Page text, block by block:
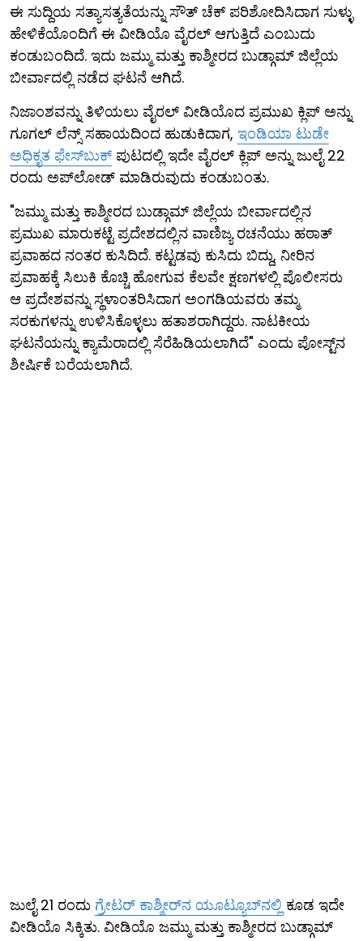
ಈ ಸುದ್ದಿಯ ಸತ್ಯಾಸತ್ಯತೆಯನ್ನು ಸೌತ್ ಚೆಕ್ ಪರಿಶೋದಿಸಿದಾಗ ಸುಳ್ಳು
ಹೇಳಿಕೆಯೊಂದಿಗೆ ಈ ವೀಡಿಯೊ ವೈರಲ್ ಆಗುತ್ತಿದೆ ಎಂಬುದು
ಕಂಡುಬಂದಿದೆ. ಇದು ಜಮ್ಮು ಮತ್ತು ಕಾಶ್ಮೀರದ ಬುಡ್ಗಾಮ್ ಜಿಲ್ಲೆಯ
ಬೀರ್ವಾದಲ್ಲಿ ನಡೆದ ಘಟನೆ ಆಗಿದೆ.
ನಿಜಾಂಶವನ್ನು ತಿಳಿಯಲು ವೈರಲ್ ವೀಡಿಯೊದ ಪ್ರಮುಖ ಕ್ಲಿಪ್‌ ಅನ್ನು
ಗೂಗಲ್ ಲೆನ್ಸ್ ಸಹಾಯದಿಂದ ಹುಡುಕಿದಾಗ, ಇಂಡಿಯಾ ಟುಡೇ
ಅಧಿಕೃತ ಫೇಸ್‌ಬುಕ್ಪುಟದಲ್ಲಿ ಇದೇ ವೈರಲ್ ಕ್ಲಿಪ್ ಅನ್ನು ಜುಲೈ 22
ರಂದು ಅಪ್‌ಲೋಡ್ ಮಾಡಿರುವುದು ಕಂಡುಬಂತು.
"ಜಮ್ಮು ಮತ್ತು ಕಾಶ್ಮೀರದ ಬುಡ್ಗಾಮ್ ಜಿಲ್ಲೆಯ ಬೀರ್ವಾದಲ್ಲಿನ
ಪ್ರಮುಖ ಮಾರುಕಟ್ಟೆ ಪ್ರದೇಶದಲ್ಲಿನ ವಾಣಿಜ್ಯ ರಚನೆಯು ಹಠಾತ್
ಪ್ರವಾಹದ ನಂತರ ಕುಸಿದಿದೆ. ಕಟ್ಟಡವು ಕುಸಿದು ಬಿದ್ದು, ನೀರಿನ
ಪ್ರವಾಹಕ್ಕೆ ಸಿಲುಕಿ ಕೊಚ್ಚಿ ಹೋಗುವ ಕೆಲವೇ ಕ್ಷಣಗಳಲ್ಲಿ ಪೊಲೀಸರು
ಆ ಪ್ರದೇಶವನ್ನು ಸ್ಥಳಾಂತರಿಸಿದಾಗ ಅಂಗಡಿಯವರು ತಮ್ಮ
ಸರಕುಗಳನ್ನು ಉಳಿಸಿಕೊಳ್ಳಲು ಹತಾಶರಾಗಿದ್ದರು. ನಾಟಕೀಯ
ಘಟನೆಯನ್ನು ಕ್ಯಾಮೆರಾದಲ್ಲಿ ಸೆರೆಹಿಡಿಯಲಾಗಿದೆ" ಎಂದು ಪೋಸ್ಟ್‌ನ
ಶೀರ್ಷಿಕೆ ಬರೆಯಲಾಗಿದೆ.
ಜುಲೈ 21 ರಂದು ಗ್ರೇಟರ್ ಕಾಶ್ಮೀರ್‌ನ ಯೂಟ್ಯೂಬ್​ನಲ್ಲಿ ಕೂಡ ಇದೇ
ವೀಡಿಯೊ ಸಿಕ್ಕಿತು. ವೀಡಿಯೊ ಜಮ್ಮು ಮತ್ತು ಕಾಶ್ಮೀರದ ಬುಡ್ಗಾಮ್